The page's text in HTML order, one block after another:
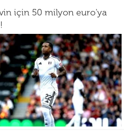
için 50 milyon euro'ya